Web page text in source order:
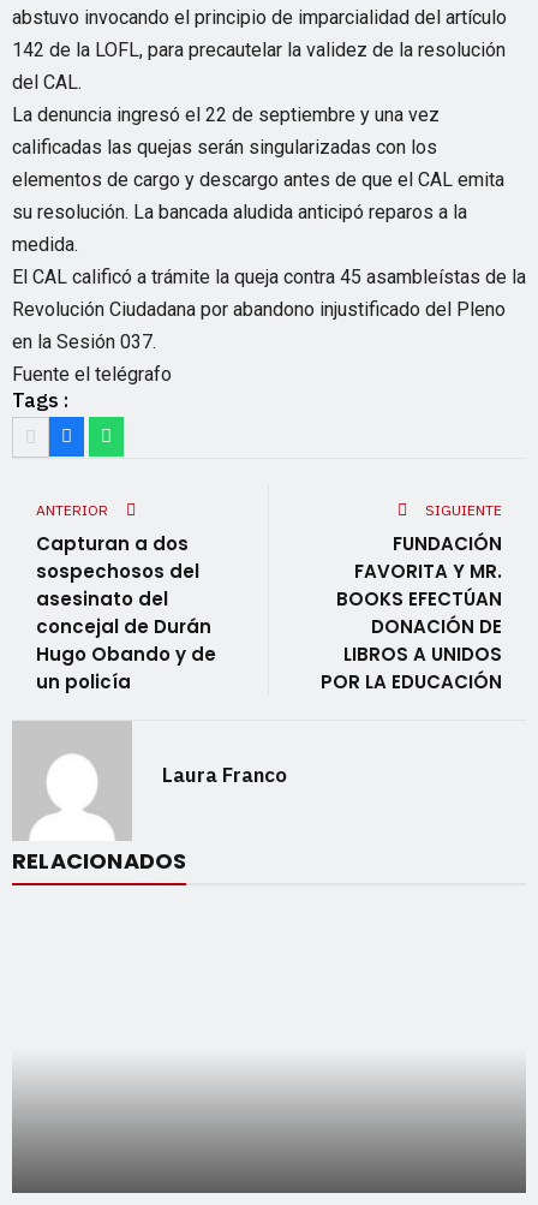
abstuvo invocando el principio de imparcialidad del artículo
142 de la LOFL, para precautelar la validez de la resolución
del CAL.
La denuncia ingresó el 22 de septiembre y una vez
calificadas las quejas serán singularizadas con los
elementos de cargo y descargo antes de que el CAL emita
su resolución. La bancada aludida anticipó reparos a la
medida.
El CAL calificó a trámite la queja contra 45 asambleístas de la
Revolución Ciudadana por abandono injustificado del Pleno
en la Sesión 037.
Fuente el telégrafo
Tags :
ANTERIOR
Capturan a dos
sospechosos del
asesinato del
concejal de Durán
Hugo Obando y de
un policía
SIGUIENTE
FUNDACIÓN
FAVORITA Y MR.
BOOKS EFECTÚAN
DONACIÓN DE
LIBROS A UNIDOS
POR LA EDUCACIÓN
Laura Franco
RELACIONADOS